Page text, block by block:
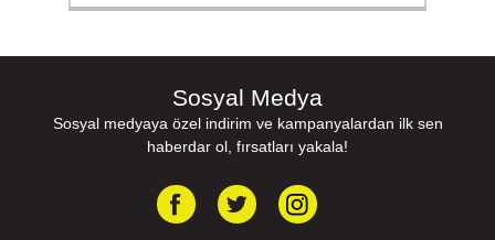
Sosyal Medya
Sosyal medyaya özel indirim ve kampanyalardan ilk sen
haberdar ol, fırsatları yakala!